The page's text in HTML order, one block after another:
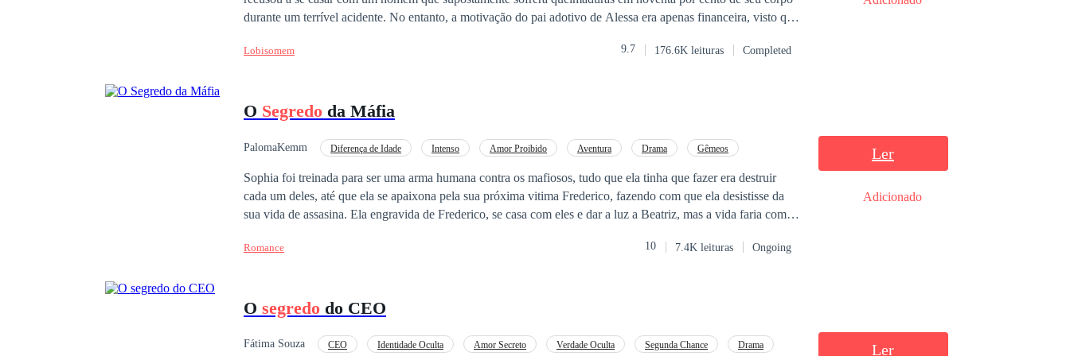
durante um terrível acidente. No entanto, a motivação do pai adotivo de Alessa era apenas financeira, visto que
com esse magnata bilionário. Ao chegar à mansão, sua vida se transformou em um desafio diário, já que ela
agravava sua autoimagem, especialmente por não se enquadrar nos padrões tradicionais de beleza. Contudo,
sobrenatural que abrangia toda a linhagem de sua família. Esse
segredomisterioso estava prestes a unir o
complexo, entrelaçando relações, aparências superficiais esegredo s ocultos. Ela teria que navegar por esses
desafios para descobrir o verdadeiro significado desse relacionamento incomum e desvendar os mistérios que
cercam a família do homem que se tornou seu marido.
Lobisomem 9.7 176.6K leituras Completed
O Segredo da Máfia
PalomaKemm Diferença de Idade Intenso Amor Proibido Aventura Drama
Gêmeos
Sophia foi treinada para ser uma arma humana contra os mafiosos, tudo que ela tinha que fazer era destruir
cada um deles, até que ela se apaixona pela sua próxima vitima Frederico, fazendo com que ela desistisse da
sua vida de assasina. Ela engravida de Frederico, se casa com eles e dar a luz a Beatriz, mas a vida faria com
Romance 10 7.4K leituras Ongoing
Ler
Adicionado
O segredo do CEO
Fátima Souza CEO Identidade Oculta Amor Secreto Verdade Oculta Segunda Chance
Drama
Ler